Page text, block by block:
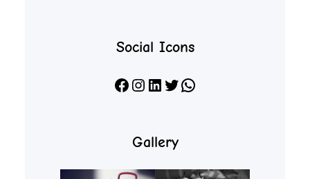
Social Icons
Facebook Instagram LinkedIn X WhatsApp
Gallery